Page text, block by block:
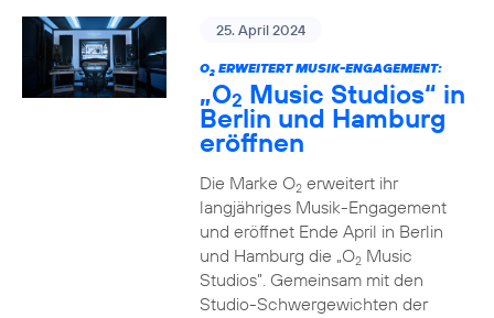
25. April 2024
O2ERWEITERT MUSIK-ENGAGEMENT:
„O2 Music Studios“ in
Berlin und Hamburg
eröffnen
Die Marke O2erweitert ihr
langjähriges Musik-Engagement
und eröffnet Ende April in Berlin
und Hamburg die „O2Music
Studios”. Gemeinsam mit den
Studio-Schwergewichten der